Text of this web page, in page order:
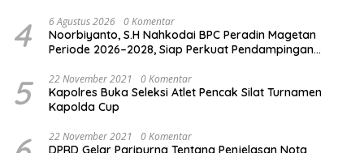
4 6 Agustus 2026 0 Komentar
Noorbiyanto, S.H Nahkodai BPC Peradin Magetan
Periode 2026–2028, Siap Perkuat Pendampingan
5 22 November 2021 0 Komentar
Kapolres Buka Seleksi Atlet Pencak Silat Turnamen
Kapolda Cup
22 November 2021 0 Komentar
DPRD Gelar Paripurna Tentang Penjelasan Nota